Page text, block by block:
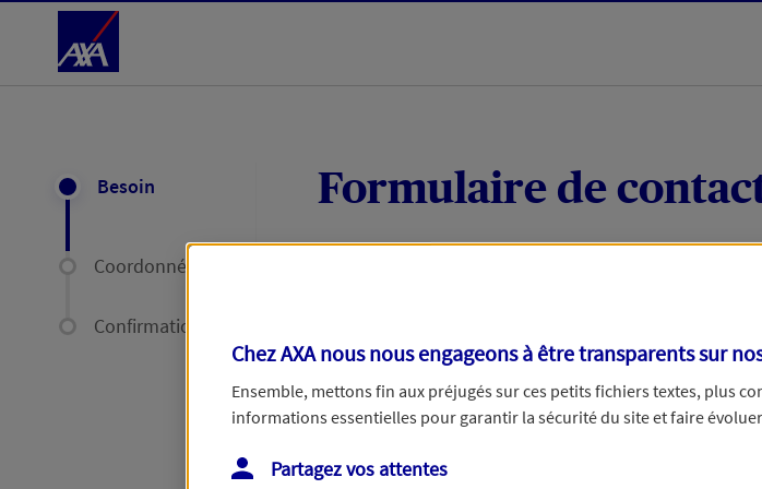
Accéder au Contenu
Besoin
Coordonnées
Confirmation
Formulaire de
Votre message :
Chez AXA nous nous engageons à être transparents sur
Ensemble, mettons fin aux préjugés sur ces petits fichiers textes, plus
informations essentielles pour garantir la sécurité du site et faire
Partagez vos attentes